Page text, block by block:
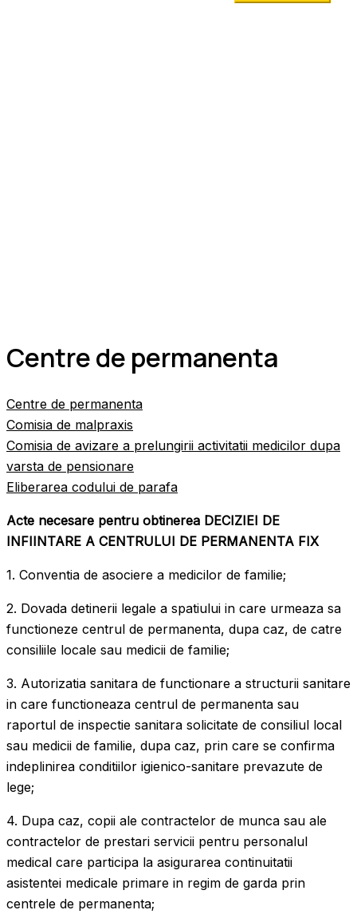
Centre de permanenta
Centre de permanenta
Comisia de malpraxis
Comisia de avizare a prelungirii activitatii medicilor dupa
varsta de pensionare
Eliberarea codului de parafa
Acte necesare pentru obtinerea DECIZIEI DE
INFIINTARE A CENTRULUI DE PERMANENTA FIX
1. Conventia de asociere a medicilor de familie;
2. Dovada detinerii legale a spatiului in care urmeaza sa
functioneze centrul de permanenta, dupa caz, de catre
consiliile locale sau medicii de familie;
3. Autorizatia sanitara de functionare a structurii sanitare
in care functioneaza centrul de permanenta sau
raportul de inspectie sanitara solicitate de consiliul local
sau medicii de familie, dupa caz, prin care se confirma
indeplinirea conditiilor igienico-sanitare prevazute de
lege;
4. Dupa caz, copii ale contractelor de munca sau ale
contractelor de prestari servicii pentru personalul
medical care participa la asigurarea continuitatii
asistentei medicale primare in regim de garda prin
centrele de permanenta;